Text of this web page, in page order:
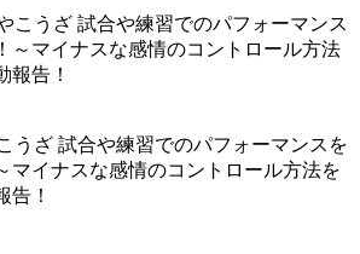
うざ 試合や練習でのパフォーマンスを
マイナスな感情のコントロール方法を
告！